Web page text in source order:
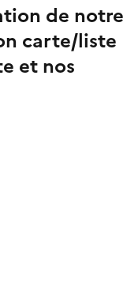
de notre
carte/liste
et nos